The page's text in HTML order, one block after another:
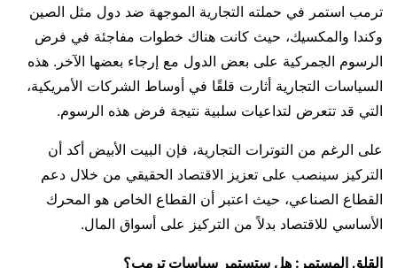
ترمب استمر في حملته التجارية الموجهة ضد دول مثل الصين
وكندا والمكسيك، حيث كانت هناك خطوات مفاجئة في فرض
الرسوم الجمركية على بعض الدول مع إرجاء بعضها الآخر. هذه
السياسات التجارية أثارت قلقًا في أوساط الشركات الأمريكية،
التي قد تتعرض لتداعيات سلبية نتيجة فرض هذه الرسوم.
على الرغم من التوترات التجارية، فإن البيت الأبيض أكد أن
التركيز سينصب على تعزيز الاقتصاد الحقيقي من خلال دعم
القطاع الصناعي، حيث اعتبر أن القطاع الخاص هو المحرك
الأساسي للاقتصاد بدلاً من التركيز على أسواق المال.
القلق المستمر: هل ستستمر سياسات ترمب؟